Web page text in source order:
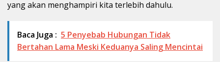
yang akan menghampiri kita terlebih dahulu.
Baca Juga : 5 Penyebab Hubungan Tidak
Bertahan Lama Meski Keduanya Saling Mencintai